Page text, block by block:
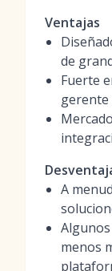
Ventajas
de
Fuerte
gerente
A
menos